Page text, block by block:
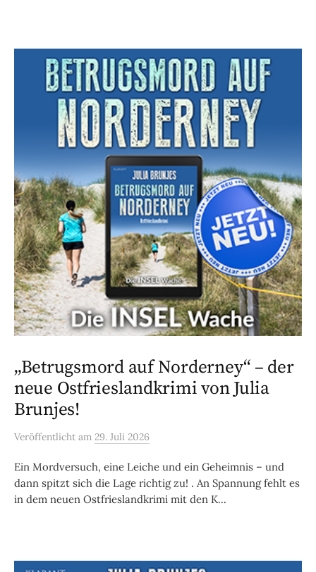
„Betrugsmord auf Norderney“ – der
neue Ostfrieslandkrimi von Julia
Brunjes!
Veröffentlicht am 29. Juli 2026
Ein Mordversuch, eine Leiche und ein Geheimnis – und
dann spitzt sich die Lage richtig zu! . An Spannung fehlt es
in dem neuen Ostfrieslandkrimi mit den K...